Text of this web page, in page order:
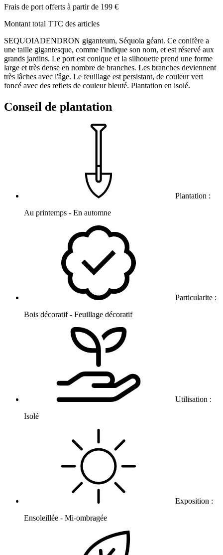
Frais de port offerts à partir de 199 €
Montant total TTC des articles
SEQUOIADENDRON giganteum, Séquoia géant. Ce conifère a
une taille gigantesque, comme l'indique son nom, et est réservé aux
grands jardins. Le port est conique et la silhouette prend une forme
large et très dense en nombre de branches. Les branches deviennent
très lâches avec l'âge. Le feuillage est persistant, de couleur vert
foncé avec des reflets de couleur bleuté. Plantation en isolé.
Conseil de plantation
Plantation :
Au printemps - En automne
Particularite :
Bois décoratif - Feuillage décoratif
Utilisation :
Isolé
Exposition :
Ensoleillée - Mi-ombragée